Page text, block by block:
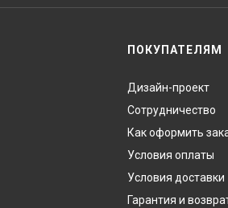
ПОКУПАТЕЛЯМ
Дизайн-проект
Сотрудничество
Как оформить
Условия оплаты
Условия доставки
Гарантия и